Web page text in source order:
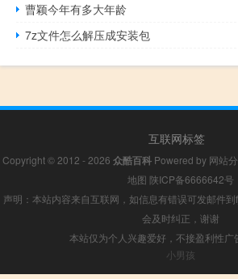
曹颖今年有多大年龄
7z文件怎么解压成安装包
互联网标签
Copyright © 2012 - 2026 众酷百科 Powered by 网站
地图 陕ICP备6666642号
声明：本站内容来自互联网，如信息有错误可发邮件
会及时纠正，谢谢
本站仅为个人兴趣爱好，不接盈利性广
小男孩